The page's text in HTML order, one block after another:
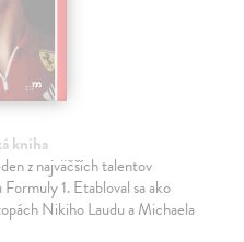
kniha
z najväčších talentov
1. Etabloval sa ako
Nikiho Laudu a Michaela